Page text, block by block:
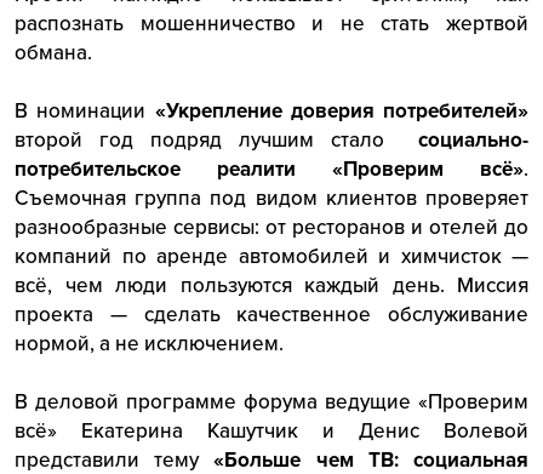
распознать мошенничество и не стать жертвой
обмана.
В номинации «Укрепление доверия потребителей»
второй год подряд лучшим стало социально-
потребительское реалити «Проверим всё».
Съемочная группа под видом клиентов проверяет
разнообразные сервисы: от ресторанов и отелей до
компаний по аренде автомобилей и химчисток —
всё, чем люди пользуются каждый день. Миссия
проекта — сделать качественное обслуживание
нормой, а не исключением.
В деловой программе форума ведущие «Проверим
всё» Екатерина Кашутчик и Денис Волевой
представили тему«Больше чем ТВ: социальная